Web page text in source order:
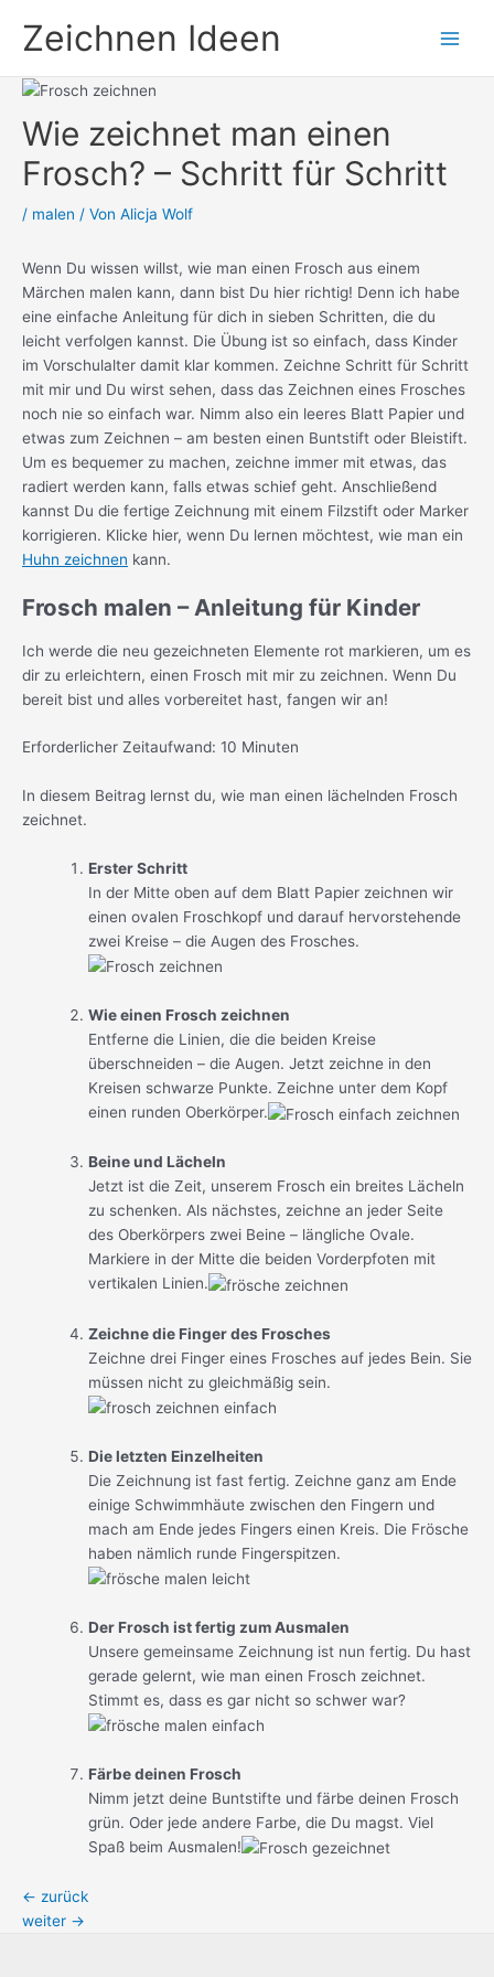
InhaltZeichnen Ideen
Wie zeichnet man einen
Frosch? – Schritt für Schritt
/ malen / Von Alicja Wolf
Wenn Du wissen willst, wie man einen Frosch aus einem
Märchen malen kann, dann bist Du hier richtig! Denn ich habe
eine einfache Anleitung für dich in sieben Schritten, die du
leicht verfolgen kannst. Die Übung ist so einfach, dass Kinder
im Vorschulalter damit klar kommen. Zeichne Schritt für Schritt
mit mir und Du wirst sehen, dass das Zeichnen eines Frosches
noch nie so einfach war. Nimm also ein leeres Blatt Papier und
etwas zum Zeichnen – am besten einen Buntstift oder Bleistift.
Um es bequemer zu machen, zeichne immer mit etwas, das
radiert werden kann, falls etwas schief geht. Anschließend
kannst Du die fertige Zeichnung mit einem Filzstift oder Marker
korrigieren. Klicke hier, wenn Du lernen möchtest, wie man ein
Huhn zeichnen kann.
Frosch malen – Anleitung für Kinder
Ich werde die neu gezeichneten Elemente rot markieren, um es
dir zu erleichtern, einen Frosch mit mir zu zeichnen. Wenn Du
bereit bist und alles vorbereitet hast, fangen wir an!
Erforderlicher Zeitaufwand: 10 Minuten
In diesem Beitrag lernst du, wie man einen lächelnden Frosch
zeichnet.
Erster Schritt
In der Mitte oben auf dem Blatt Papier zeichnen wir
einen ovalen Froschkopf und darauf hervorstehende
zwei Kreise – die Augen des Frosches.
Wie einen Frosch zeichnen
Entferne die Linien, die die beiden Kreise
überschneiden – die Augen. Jetzt zeichne in den
Kreisen schwarze Punkte. Zeichne unter dem Kopf
einen runden Oberkörper.
Beine und Lächeln
Jetzt ist die Zeit, unserem Frosch ein breites Lächeln
zu schenken. Als nächstes, zeichne an jeder Seite
des Oberkörpers zwei Beine – längliche Ovale.
Markiere in der Mitte die beiden Vorderpfoten mit
vertikalen Linien.
Zeichne die Finger des Frosches
Zeichne drei Finger eines Frosches auf jedes Bein. Sie
müssen nicht zu gleichmäßig sein.
Die letzten Einzelheiten
Die Zeichnung ist fast fertig. Zeichne ganz am Ende
einige Schwimmhäute zwischen den Fingern und
mach am Ende jedes Fingers einen Kreis. Die Frösche
haben nämlich runde Fingerspitzen.
Der Frosch ist fertig zum Ausmalen
Unsere gemeinsame Zeichnung ist nun fertig. Du hast
gerade gelernt, wie man einen Frosch zeichnet.
Stimmt es, dass es gar nicht so schwer war?
Färbe deinen Frosch
Nimm jetzt deine Buntstifte und färbe deinen Frosch
grün. Oder jede andere Farbe, die Du magst. Viel
Spaß beim Ausmalen!
← zurück
weiter →